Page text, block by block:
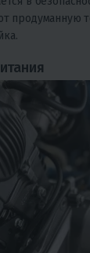
продуманную